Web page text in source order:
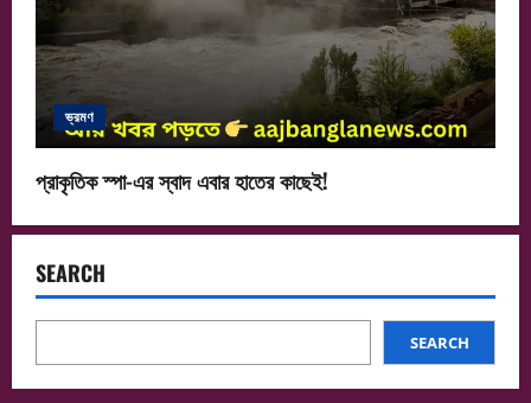
ভ্রমণ
প্রাকৃতিক স্পা-এর স্বাদ এবার হাতের কাছেই!
SEARCH
SEARCH